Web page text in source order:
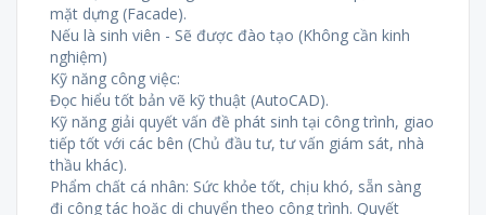
mặt dựng (Facade).
Nếu là sinh viên - Sẽ được đào tạo (Không cần kinh
nghiệm)
Kỹ năng công việc:
Đọc hiểu tốt bản vẽ kỹ thuật (AutoCAD).
Kỹ năng giải quyết vấn đề phát sinh tại công trình, giao
tiếp tốt với các bên (Chủ đầu tư, tư vấn giám sát, nhà
thầu khác).
Phẩm chất cá nhân: Sức khỏe tốt, chịu khó, sẵn sàng
đi công tác hoặc di chuyển theo công trình. Quyết